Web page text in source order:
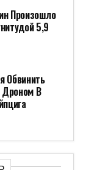
Произошло
5,9
Обвинить
Дроном В